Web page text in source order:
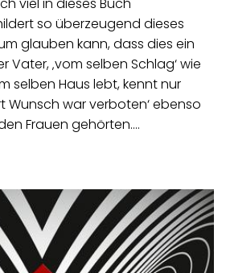
so überzeugend dieses
glauben kann, dass dies ein
Vater, ‚vom selben Schlag‘ wie
selben Haus lebt, kennt nur
Wunsch war verboten‘ ebenso
Frauen gehörten.…